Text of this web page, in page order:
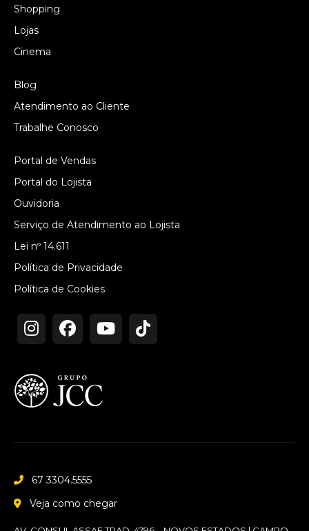
Shopping
Lojas
Cinema
Blog
Atendimento ao Cliente
Trabalhe Conosco
Portal de Vendas
Portal do Lojista
Ouvidoria
Serviço de Atendimento ao Lojista
Lei nº 14.611
Política de Privacidade
Política de Cookies
67 3304.5555
Veja como chegar